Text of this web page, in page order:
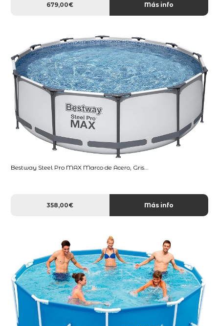
679,00€ Más info
Bestway Steel Pro MAX Marco de Acero, Gris...
358,00€ Más info